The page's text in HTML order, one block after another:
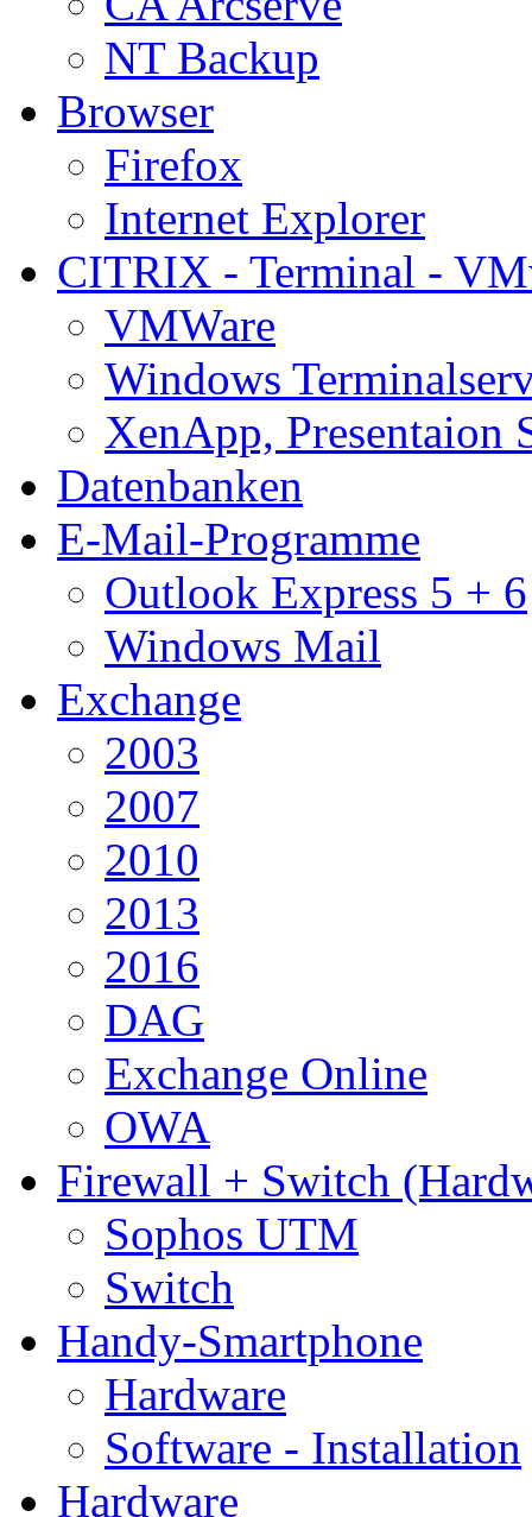
NT Backup
Browser
Firefox
Internet Explorer
CITRIX - Terminal -
VMWare
Windows
XenApp, Presentaion
Datenbanken
E-Mail-Programme
Outlook Express 5 + 6
Windows Mail
Exchange
2003
2007
2010
2013
2016
DAG
Exchange Online
OWA
Firewall + Switch
Sophos UTM
Switch
Handy-Smartphone
Hardware
Software - Installation
Hardware